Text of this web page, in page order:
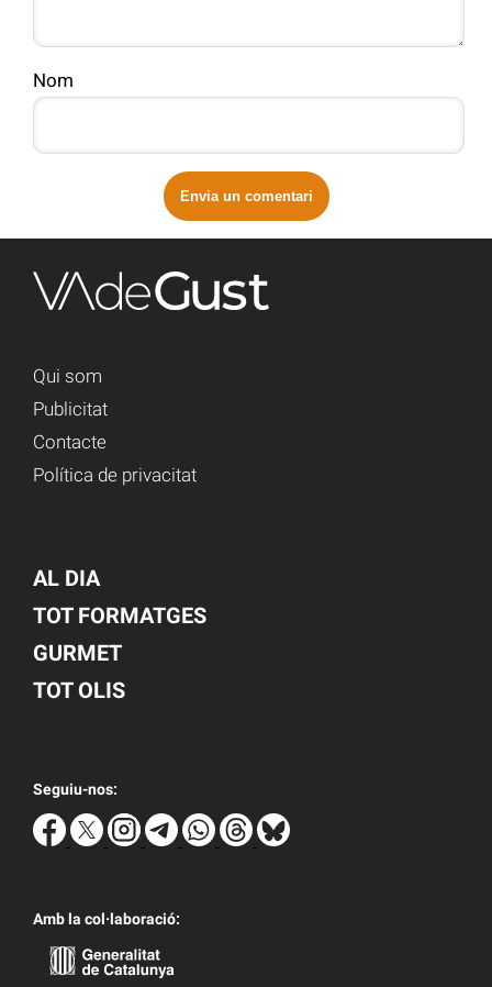
Nom
Qui som
Publicitat
Contacte
Política de privacitat
AL DIA
TOT FORMATGES
GURMET
TOT OLIS
Seguiu-nos:
Amb la col·laboració: